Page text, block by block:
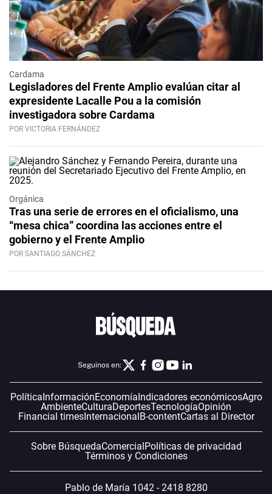
Cardama
Legisladores del Frente Amplio evalúan citar al
expresidente Lacalle Pou a la comisión
investigadora sobre Cardama
POR VICTORIA FERNÁNDEZ
Orgánica
Tras una serie de errores en el oficialismo, una
“mesa chica” coordina las acciones entre el
gobierno y el Frente Amplio
POR SANTIAGO SÁNCHEZ
Seguinos en:
PolíticaInformaciónEconomíaIndicadores económicosAgro
AmbienteCulturaDeportesTecnologíaOpinión
Financial timesInternacionalB-contentCartas al Director
Sobre BúsquedaComercialPolíticas de privacidad
Términos y Condiciones
Pablo de María 1042 - 2418 8280